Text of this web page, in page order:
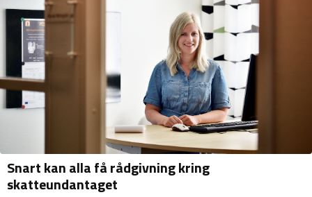
Snart kan alla få rådgivning kring
skatteundantaget